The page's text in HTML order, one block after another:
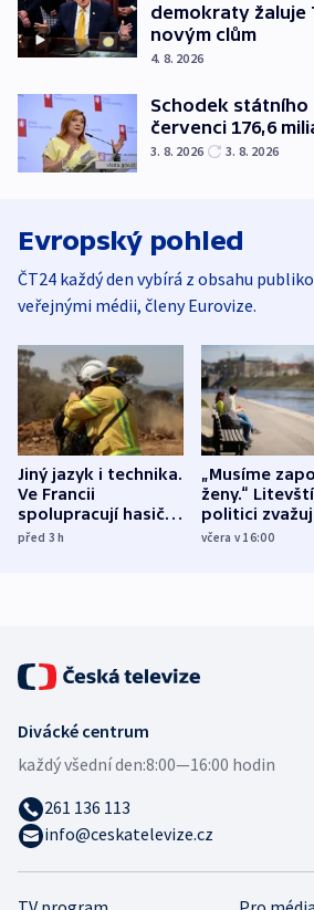
demokraty žaluje
novým clům
4. 8. 2026
Schodek
červenci 176,6
3. 8. 2026 3. 8. 2026
Evropský pohled
ČT24 každý den vybírá z obsahu
veřejnými médii, členy Eurovize.
Jiný jazyk i technika.
Ve Francii
spolupracují hasiči z
různých zemí
před 3h
„Musíme
ženy.“ Litevští
politici
dohodu o
včera v 16:00
Divácké centrum
každý všední den:8:00—16:00 hodin
261 136 113
info@ceskatelevize.cz